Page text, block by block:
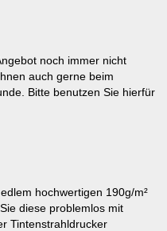
noch immer nicht
auch gerne beim
Bitte benutzen Sie hierfür
hochwertigen 190g/m²
diese problemlos mit
Tintenstrahldrucker